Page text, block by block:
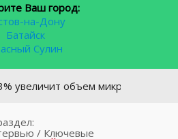
Ваш город:
на-Дону
Батайск
Сулин
микрозаймов бизнесу
/ Ключевые